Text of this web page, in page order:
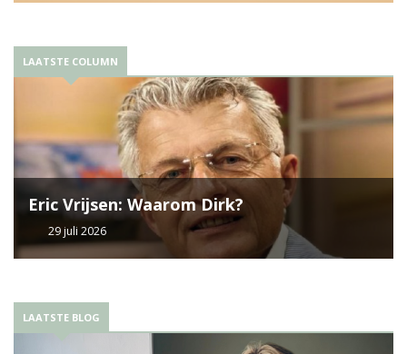
LAATSTE COLUMN
Eric Vrijsen: Waarom Dirk?
29 juli 2026
LAATSTE BLOG